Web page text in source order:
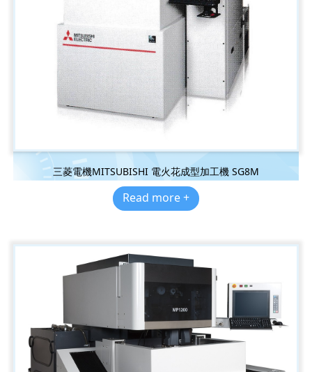
三菱電機MITSUBISHI 電火花成型加工機 SG8M
Read more +